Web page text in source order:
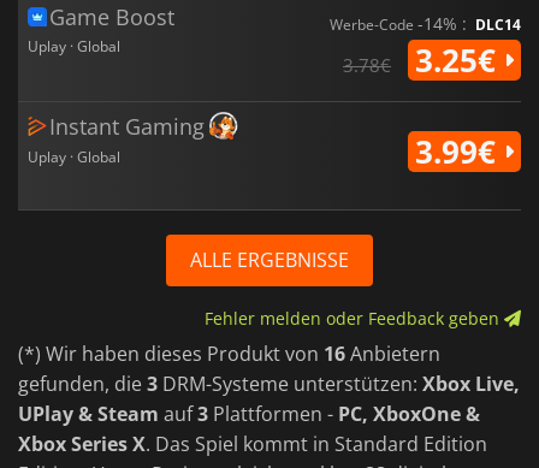
Game Boost
Uplay · Global
Werbe-Code -14% : DLC14
3.78€ 3.25€
Instant Gaming
Uplay · Global 3.99€
ALLE ERGEBNISSE
Fehler melden oder Feedback geben
(*) Wir haben dieses Produkt von 16Anbietern
gefunden, die3 DRM-Systeme unterstützen: Xbox Live,
UPlay & Steam auf3 Plattformen - PC, XboxOne &
Xbox Series X. Das Spiel kommt in Standard Edition